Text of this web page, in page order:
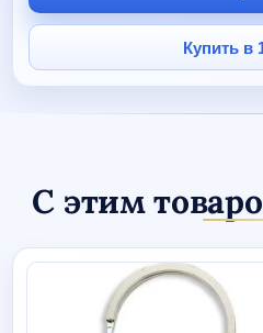
мяч"
Купить в
С этим